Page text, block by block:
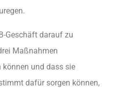
Geschäft darauf zu
Maßnahmen
und dass sie
dafür sorgen können,